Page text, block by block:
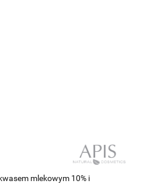
mlekowym 10% i